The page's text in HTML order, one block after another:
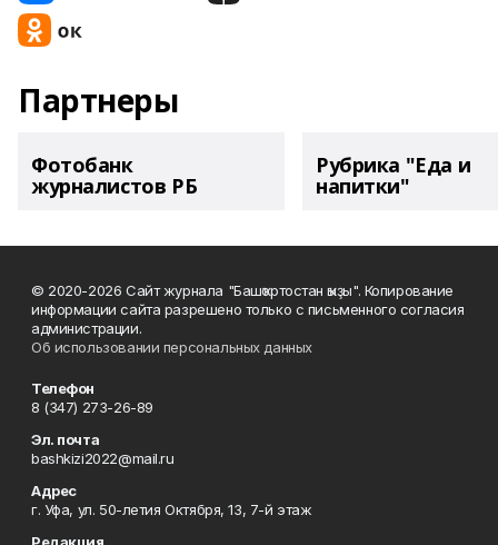
Партнеры
Фотобанк
журналистов РБ
Рубрика "Еда и
напитки"
© 2020-2026 Сайт журнала "Башҡортостан ҡыҙы". Копирование
информации сайта разрешено только с письменного согласия
администрации.
Об использовании персональных данных
Телефон
8 (347) 273-26-89
Эл. почта
bashkizi2022@mail.ru
Адрес
г. Уфа, ул. 50-летия Октября, 13, 7-й этаж